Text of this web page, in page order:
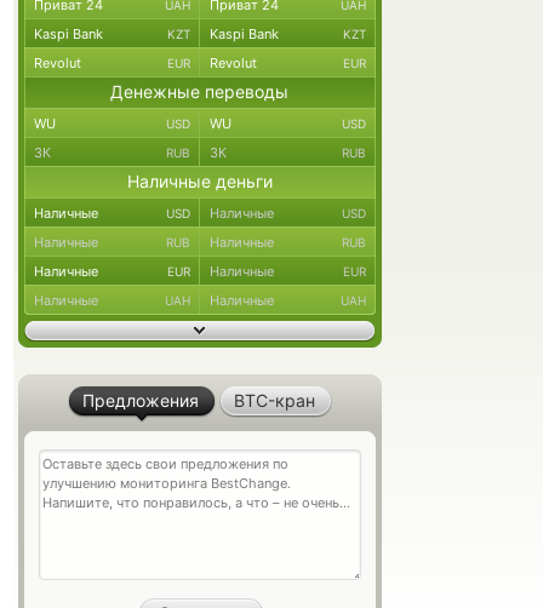
Приват 24 UAH Приват 24 UAH
Kaspi Bank KZT Kaspi Bank KZT
Revolut EUR Revolut EUR
Денежные переводы
WU USD WU USD
ЗК RUB ЗК RUB
Наличные деньги
Наличные USD Наличные USD
Наличные RUB Наличные RUB
Наличные EUR Наличные EUR
Наличные UAH Наличные UAH
Предложения BTC-кран